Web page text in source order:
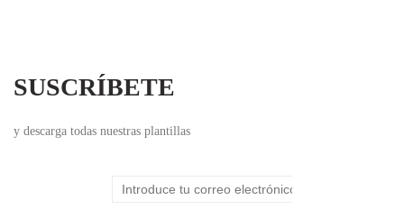
SUSCRÍBETE
y descarga todas nuestras plantillas